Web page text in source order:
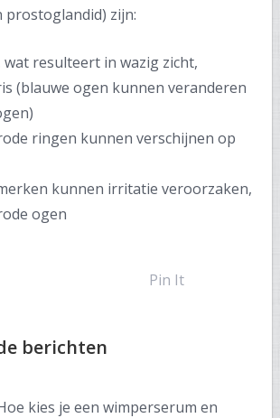
zijn:
wat resulteert in wazig zicht,
(blauwe ogen kunnen veranderen
ringen kunnen verschijnen op
kunnen irritatie veroorzaken,
ogen
Pin It
berichten
kies je een wimperserum en